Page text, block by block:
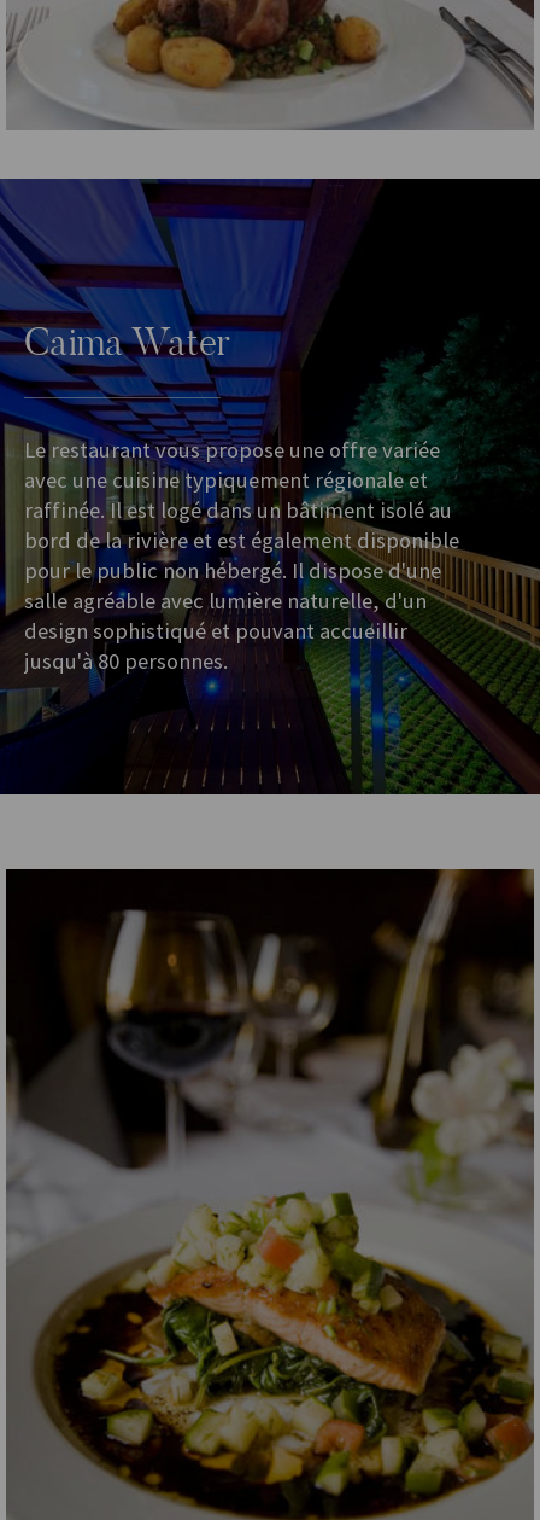
Caima Water
Le restaurant vous propose une offre variée
avec une cuisine typiquement régionale et
raffinée. Il est logé dans un bâtiment isolé au
bord de la rivière et est également disponible
pour le public non hébergé. Il dispose d'une
salle agréable avec lumière naturelle, d'un
design sophistiqué et pouvant accueillir
jusqu'à 80 personnes.